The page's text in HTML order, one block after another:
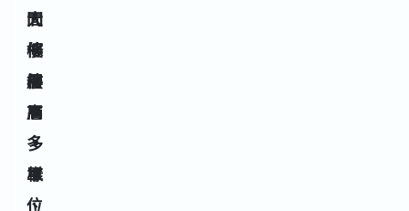
間
條
件
、
樓
層
高
、
單
位
大
、
樓
層
多
樣
、